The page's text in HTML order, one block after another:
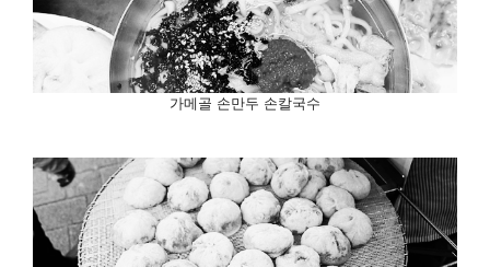
가메골 손만두 손칼국수